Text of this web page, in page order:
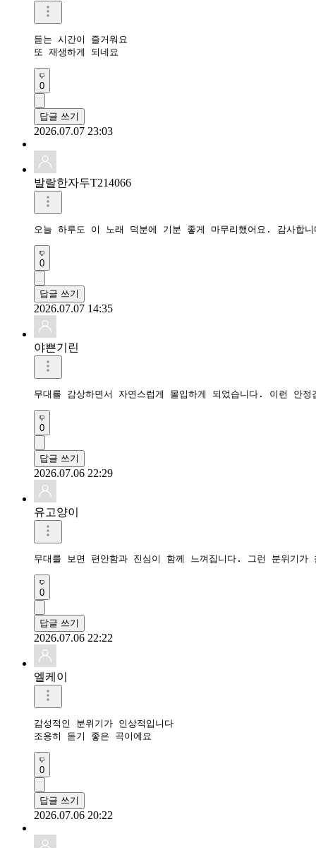
듣는 시간이 즐거워요
또 재생하게 되네요
0
답글 쓰기
2026.07.07 23:03
발랄한자두T214066
0
답글 쓰기
2026.07.07 14:35
야쁜기린
무대를 감상하면서 자연스럽게 몰입하게 되었습니다. 이런 안
0
답글 쓰기
2026.07.06 22:29
유고양이
무대를 보면 편안함과 진심이 함께 느껴집니다. 그런 분위기가
0
답글 쓰기
2026.07.06 22:22
엘케이
감성적인 분위기가 인상적입니다
조용히 듣기 좋은 곡이에요
0
답글 쓰기
2026.07.06 20:22